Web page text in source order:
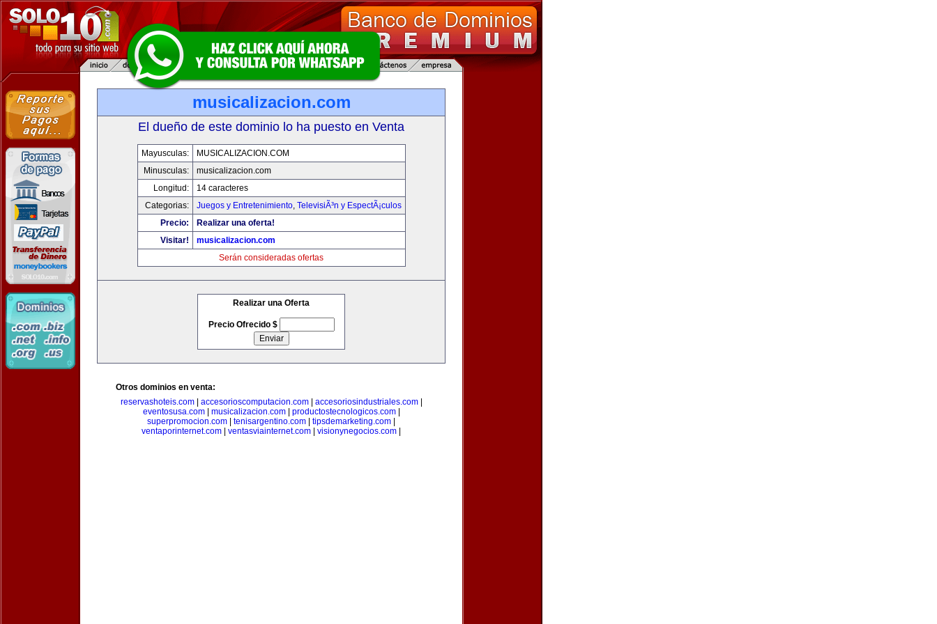
musicalizacion.com
El dueño de este dominio lo ha puesto en Venta
Mayusculas:
MUSICALIZACION.COM
Minusculas:
musicalizacion.com
Longitud:
14 caracteres
Categorias:
Juegos y Entretenimiento, TelevisiÃ³n y EspectÃ¡culos
Precio:
Realizar una oferta!
Visitar!
musicalizacion.com
Serán consideradas ofertas
Realizar una Oferta
Precio Ofrecido $
Otros dominios en venta:
reservashoteis.com| accesorioscomputacion.com| accesoriosindustriales.com|
eventosusa.com| musicalizacion.com| productostecnologicos.com|
superpromocion.com
tenisargentino.com tipsdemarketing.com
ventaporinternet.com
ventasviainternet.com visionynegocios.com